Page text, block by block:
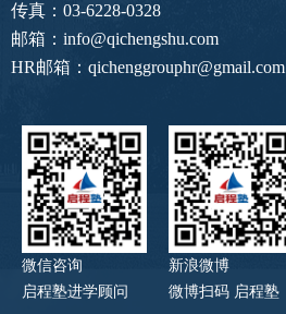
传真：03-6228-0328
邮箱：info@qichengshu.com
HR邮箱：qichenggrouphr@gmail.com
微信咨询
启程塾进学顾问
新浪微博
微博扫码 启程塾